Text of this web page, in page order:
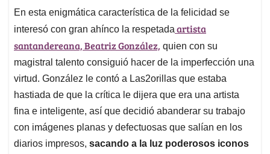
En esta enigmática característica de la felicidad se
interesó con gran ahínco la respetada artista
santandereana, Beatriz González, quien con su
magistral talento consiguió hacer de la imperfección una
virtud. González le contó a Las2orillas que estaba
hastiada de que la crítica le dijera que era una artista
fina e inteligente, así que decidió abanderar su trabajo
con imágenes planas y defectuosas que salían en los
diarios impresos, sacando a la luz poderosos iconos